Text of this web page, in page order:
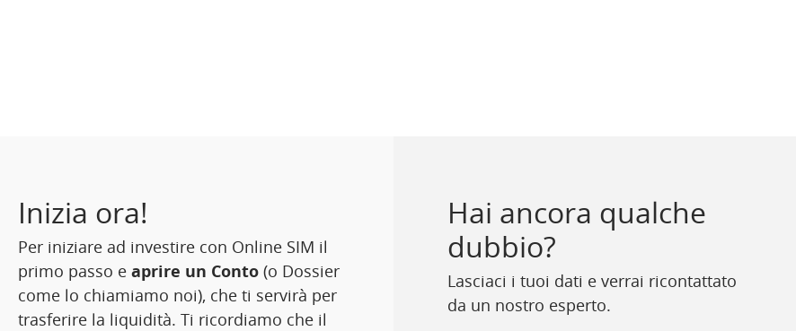
Inizia ora!
Per iniziare ad investire con Online SIM il
primo passo e aprire un Conto (o Dossier
come lo chiamiamo noi), che ti servirà per
trasferire la liquidità. Ti ricordiamo che il
Hai ancora qualche
dubbio?
Lasciaci i tuoi dati e verrai ricontattato
da un nostro esperto.